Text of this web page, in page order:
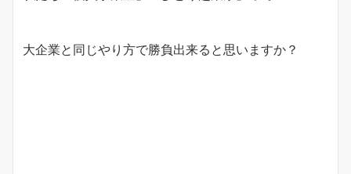
大企業と同じやり方で勝負出来ると思いますか？